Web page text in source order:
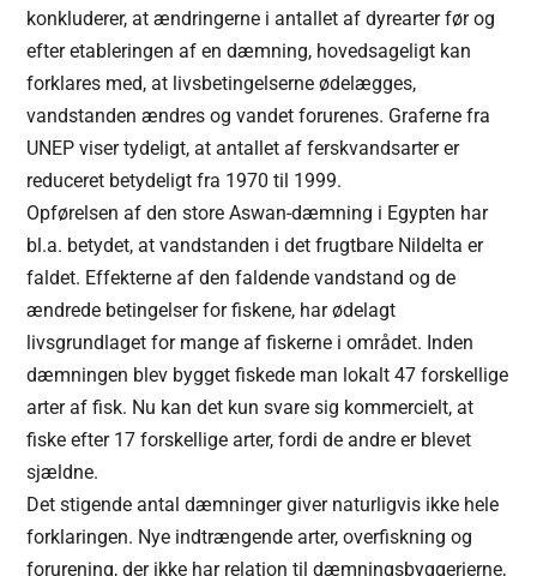
konkluderer, at ændringerne i antallet af dyrearter før og
efter etableringen af en dæmning, hovedsageligt kan
forklares med, at livsbetingelserne ødelægges,
vandstanden ændres og vandet forurenes. Graferne fra
UNEP viser tydeligt, at antallet af ferskvandsarter er
reduceret betydeligt fra 1970 til 1999.
Opførelsen af den store Aswan-dæmning i Egypten har
bl.a. betydet, at vandstanden i det frugtbare Nildelta er
faldet. Effekterne af den faldende vandstand og de
ændrede betingelser for fiskene, har ødelagt
livsgrundlaget for mange af fiskerne i området. Inden
dæmningen blev bygget fiskede man lokalt 47 forskellige
arter af fisk. Nu kan det kun svare sig kommercielt, at
fiske efter 17 forskellige arter, fordi de andre er blevet
sjældne.
Det stigende antal dæmninger giver naturligvis ikke hele
forklaringen. Nye indtrængende arter, overfiskning og
forurening, der ikke har relation til dæmningsbyggerierne,